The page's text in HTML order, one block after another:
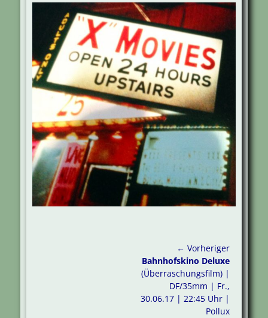
← Vorheriger
Vorheriger
Beitrag:
Bahnhofskino Deluxe
(Überraschungsfilm) |
DF/35mm | Fr.,
30.06.17 | 22:45 Uhr |
Pollux